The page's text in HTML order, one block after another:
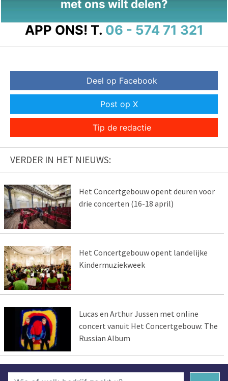
met ons wilt delen?
APP ONS! T. 06 - 574 71 321
Deel op Facebook
Post op X
Tip de redactie
VERDER IN HET NIEUWS:
Het Concertgebouw opent deuren voor
drie concerten (16-18 april)
Het Concertgebouw opent landelijke
Kindermuziekweek
Lucas en Arthur Jussen met online
concert vanuit Het Concertgebouw: The
Russian Album